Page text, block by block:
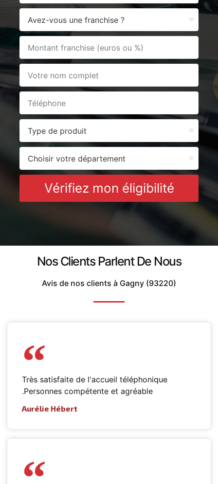
Vérifiez mon éligibilité
Nos Clients Parlent De Nous
Avis de nos clients à Gagny (93220)
Très satisfaite de l'accueil téléphonique
.Personnes compétente et agréable
Aurélie Hébert